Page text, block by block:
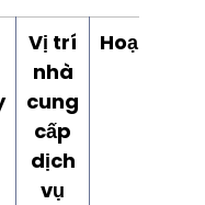
Vị trí
nhà
cung
cấp
dịch
vụ
Hoạt